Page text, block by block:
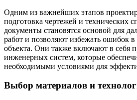
Одним из важнейших этапов
подготовка чертежей и технических
документы становятся основой для
работ и позволяют избежать ошибок в
объекта. Они также включают в себя
инженерных систем, которые
необходимыми условиями для
Выбор материалов и